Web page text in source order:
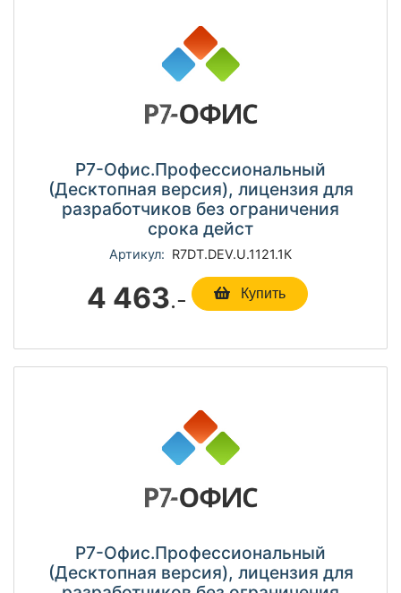
Р7-Офис.Профессиональный
(Десктопная версия), лицензия для
разработчиков без ограничения
срока дейст
Артикул: R7DT.DEV.U.1121.1К
4 463.- Купить
Р7-Офис.Профессиональный
(Десктопная версия), лицензия для